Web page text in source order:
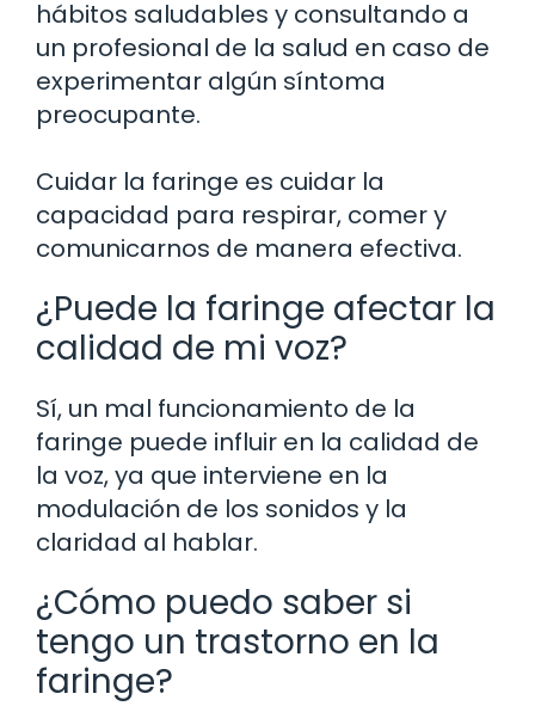
hábitos saludables y consultando a
un profesional de la salud en caso de
experimentar algún síntoma
preocupante.
Cuidar la faringe es cuidar la
capacidad para respirar, comer y
comunicarnos de manera efectiva.
¿Puede la faringe afectar la
calidad de mi voz?
Sí, un mal funcionamiento de la
faringe puede influir en la calidad de
la voz, ya que interviene en la
modulación de los sonidos y la
claridad al hablar.
¿Cómo puedo saber si
tengo un trastorno en la
faringe?